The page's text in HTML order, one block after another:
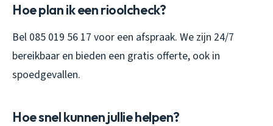
Hoe plan ik een rioolcheck?
Bel 085 019 56 17 voor een afspraak. We zijn 24/7
bereikbaar en bieden een gratis offerte, ook in
spoedgevallen.
Hoe snel kunnen jullie helpen?